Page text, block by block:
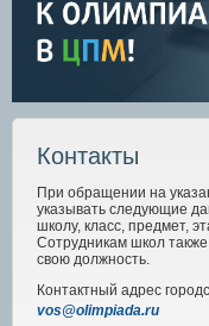
Контакты
При обращении на
указывать следующие
школу, класс, предмет,
Сотрудникам школ
свою должность.
Контактный адрес
vos@olimpiada.ru